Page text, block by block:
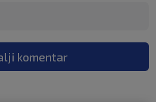
komentar